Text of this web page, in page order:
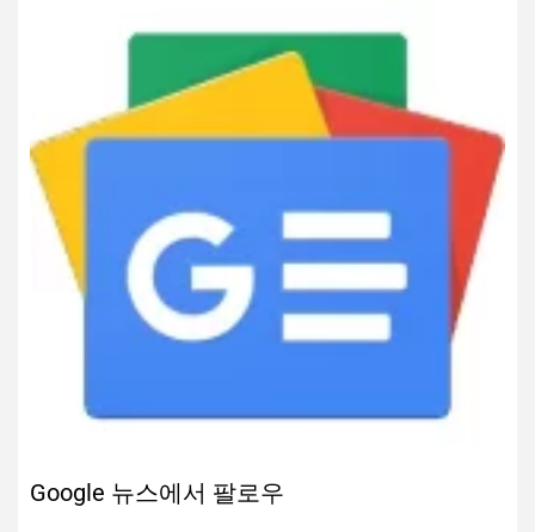
Google 뉴스에서 팔로우